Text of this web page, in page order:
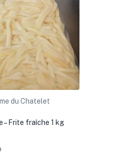
du Chatelet
– Frite fraîche 1 kg